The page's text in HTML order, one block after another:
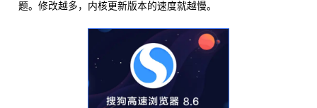
题。修改越多，内核更新版本的速度就越慢。